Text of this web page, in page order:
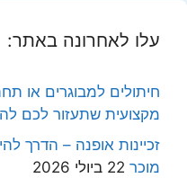
עלו לאחרונה באתר:
חיתולים למבוגרים או
מקצועית שתעזור לכם
זכיינות אופנה – הדרך
מוכר 22 ביולי 2026